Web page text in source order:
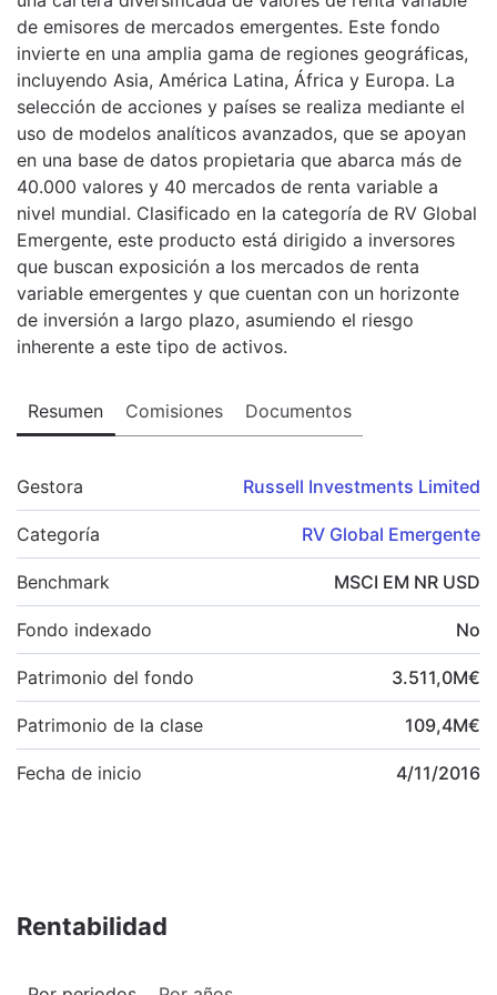
de emisores de mercados emergentes. Este fondo
invierte en una amplia gama de regiones geográficas,
incluyendo Asia, América Latina, África y Europa. La
selección de acciones y países se realiza mediante el
uso de modelos analíticos avanzados, que se apoyan
en una base de datos propietaria que abarca más de
40.000 valores y 40 mercados de renta variable a
nivel mundial. Clasificado en la categoría de RV Global
Emergente, este producto está dirigido a inversores
que buscan exposición a los mercados de renta
variable emergentes y que cuentan con un horizonte
de inversión a largo plazo, asumiendo el riesgo
inherente a este tipo de activos.
Resumen Comisiones Documentos
Gestora Russell Investments Limited
Categoría RV Global Emergente
Benchmark MSCI EM NR USD
Fondo indexado No
Patrimonio del fondo 3.511,0M€
Patrimonio de la clase 109,4M€
Fecha de inicio 4/11/2016
Rentabilidad